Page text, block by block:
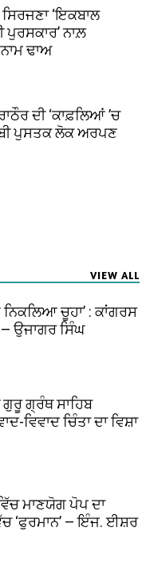
‘ਇਕਬਾਲ
ਪੁਰਸਕਾਰ’ ਨਾਲ਼
ਢਾਅ
ਦੀ ‘ਕਾਫ਼ਲਿਆਂ ’ਚ
ਪੁਸਤਕ ਲੋਕ ਅਰਪਣ
VIEW ALL
ਚੂਹਾ’ : ਕਾਂਗਰਸ
— ਉਜਾਗਰ ਸਿੰਘ
ਗੁਰੂ ਗ੍ਰੰਥ ਸਾਹਿਬ
ਵਿਵਾਦ ਚਿੰਤਾ ਦਾ ਵਿਸ਼ਾ
ਮਾਣਯੋਗ ਪੋਪ ਦਾ
‘ਫੁਰਮਾਨ’ — ਇੰਜ. ਈਸ਼ਰ